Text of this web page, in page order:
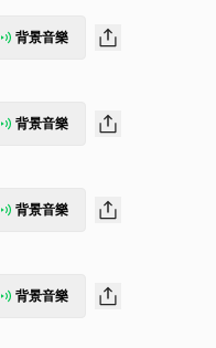
背景音樂
背景音樂
背景音樂
背景音樂